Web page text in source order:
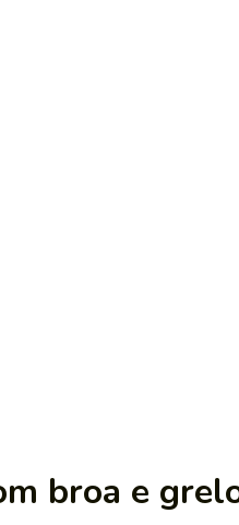
broa e